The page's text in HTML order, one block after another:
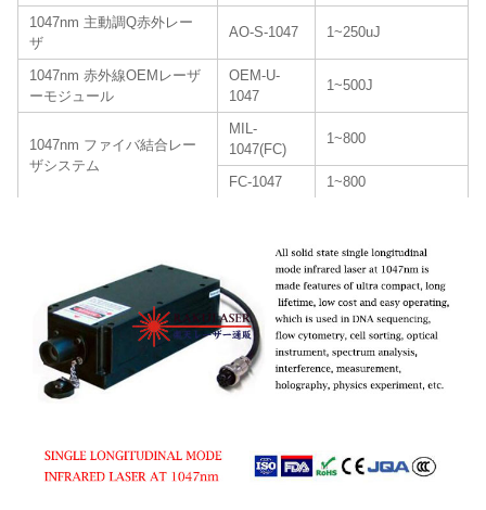
1047nm 主動調Q赤外レー
ザ
AO-S-1047 1~250uJ
1047nm 赤外線OEMレーザ
ーモジュール
OEM-U-
1047
1~500J
1047nm ファイバ結合レー
ザシステム
MIL-
1047(FC)
1~800
FC-1047 1~800